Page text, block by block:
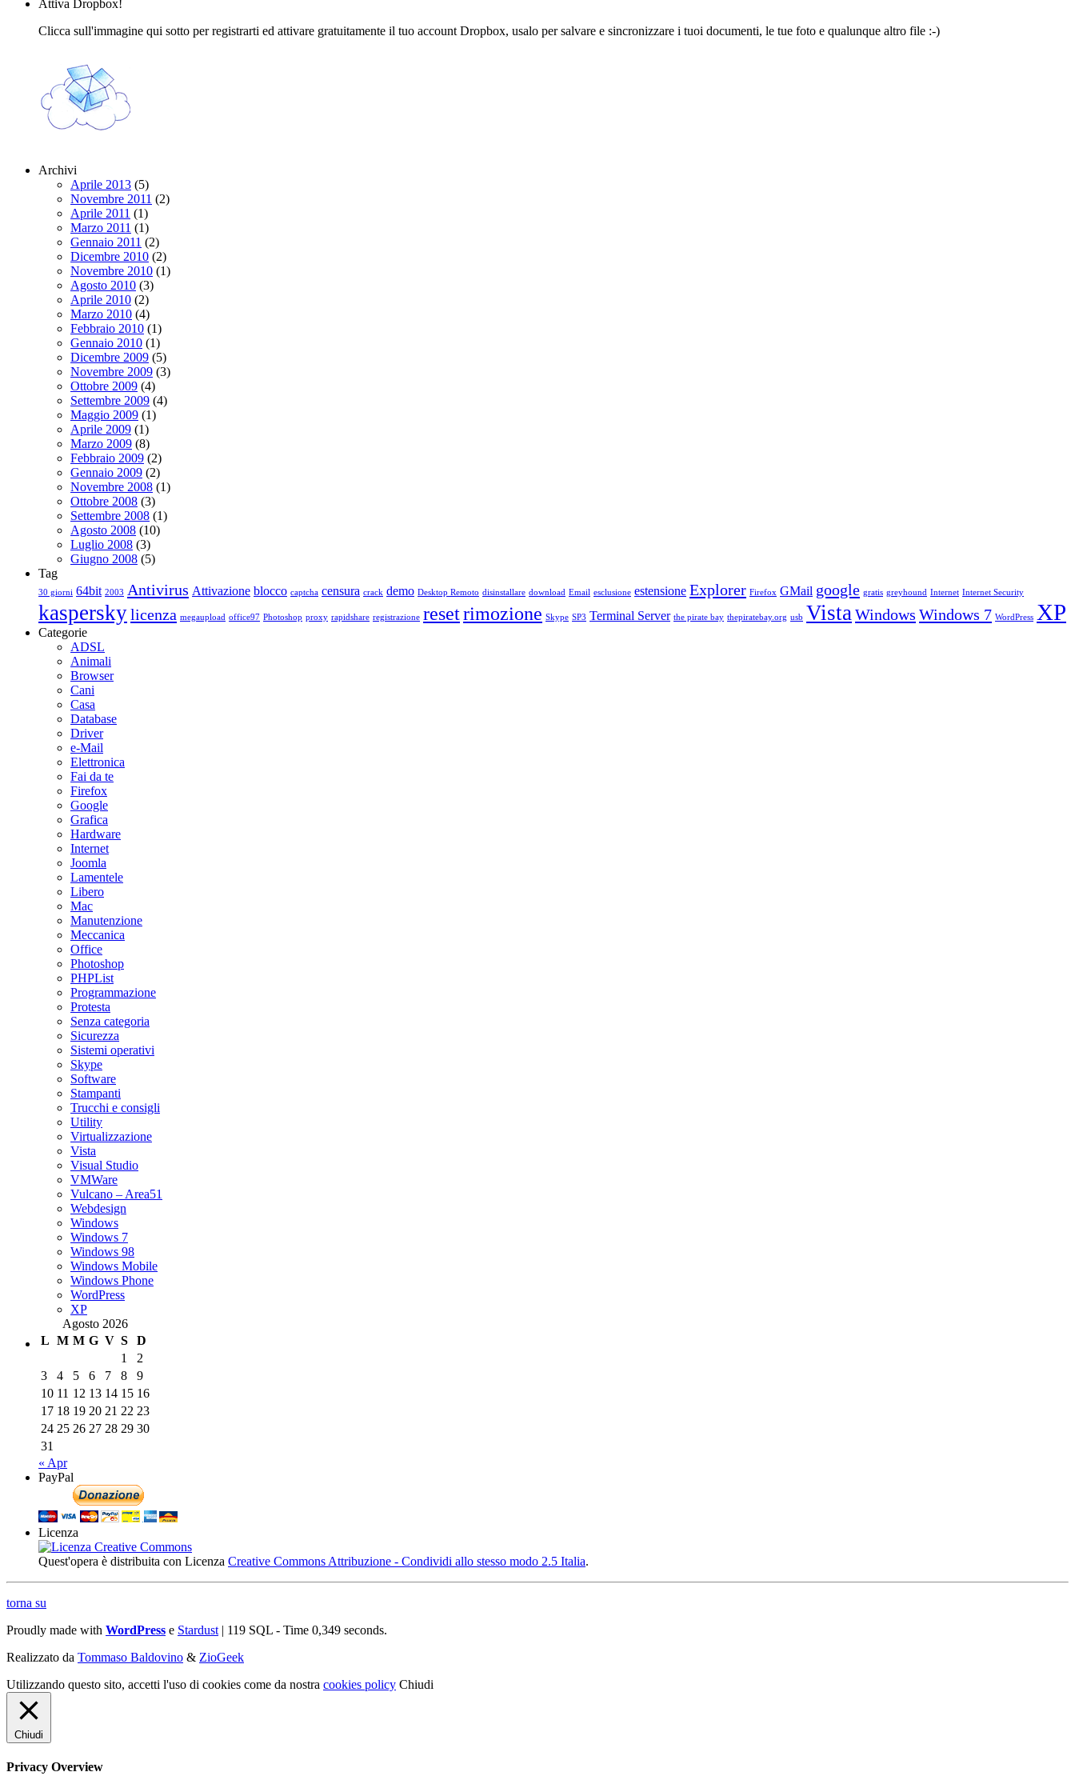
Attiva Dropbox!
Clicca sull'immagine qui sotto per registrarti ed attivare gratuitamente il tuo account Dropbox, usalo per salvare e sincronizzare i tuoi documenti, le tue foto e qualunque altro file :-)
Archivi
Aprile 2013 (5)
Novembre 2011 (2)
Aprile 2011 (1)
Marzo 2011 (1)
Gennaio 2011 (2)
Dicembre 2010 (2)
Novembre 2010 (1)
Agosto 2010 (3)
Aprile 2010 (2)
Marzo 2010 (4)
Febbraio 2010 (1)
Gennaio 2010 (1)
Dicembre 2009 (5)
Novembre 2009 (3)
Ottobre 2009 (4)
Settembre 2009 (4)
Maggio 2009 (1)
Aprile 2009 (1)
Marzo 2009 (8)
Febbraio 2009 (2)
Gennaio 2009 (2)
Novembre 2008 (1)
Ottobre 2008 (3)
Settembre 2008 (1)
Agosto 2008 (10)
Luglio 2008 (3)
Giugno 2008 (5)
Tag
30 giorni 64bit 2003 Antivirus Attivazione blocco captcha censura crack demo Desktop Remoto disinstallare download Email esclusione estensione Explorer Firefox GMail google gratis greyhound Internet Internet Security
kasperskylicenza megaupload office97 Photoshop proxy rapidshare registrazione resetrimozione Skype SP3 Terminal Server the pirate bay thepiratebay.org usb Vista Windows Windows 7 WordPress XP
Categorie
ADSL
Animali
Browser
Cani
Casa
Database
Driver
e-Mail
Elettronica
Fai da te
Firefox
Google
Grafica
Hardware
Internet
Joomla
Lamentele
Libero
Mac
Manutenzione
Meccanica
Office
Photoshop
PHPList
Programmazione
Protesta
Senza categoria
Sicurezza
Sistemi operativi
Skype
Software
Stampanti
Trucchi e consigli
Utility
Virtualizzazione
Vista
Visual Studio
VMWare
Vulcano – Area51
Webdesign
Windows
Windows 7
Windows 98
Windows Mobile
Windows Phone
WordPress
XP
Agosto 2026
L M M G V S
D
1
2
3
4 5 6 7 8
9
10 11 12 13 14 15 16
17 18 19 20 21 22 23
24 25 26 27 28 29 30
31
« Apr
PayPal
Licenza
Quest'opera è distribuita con Licenza Creative Commons Attribuzione - Condividi allo stesso modo 2.5 Italia.
torna su
Proudly made with WordPress e Stardust | 119 SQL - Time 0,349 seconds.
Realizzato da Tommaso Baldovino & ZioGeek
Utilizzando questo sito, accetti l'uso di cookies come da nostra cookies policy Chiudi
Chiudi
Privacy Overview